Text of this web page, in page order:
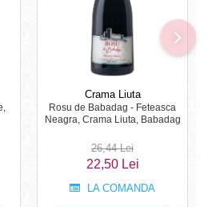
Crama Liuta
Rosu de Babadag - Feteasca
Neagra, Crama Liuta, Babadag
26,44 Lei
22,50 Lei
LA COMANDA